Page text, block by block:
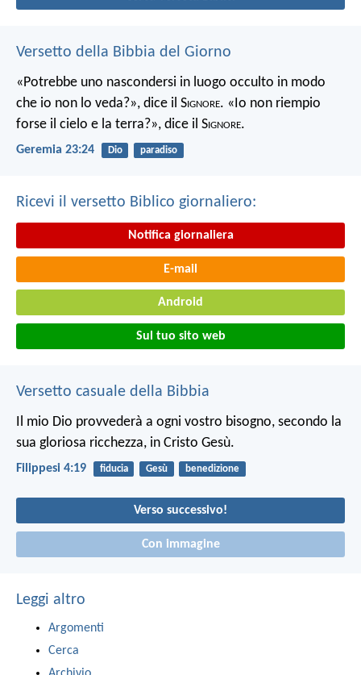
Versetto della Bibbia del Giorno
«Potrebbe uno nascondersi in luogo occulto in modo
che io non lo veda?», dice il Signore. «Io non riempio
forse il cielo e la terra?», dice il Signore.
Geremia 23:24 Dio paradiso
Ricevi il versetto Biblico giornaliero:
Notifica giornaliera
E-mail
Android
Sul tuo sito web
Versetto casuale della Bibbia
Il mio Dio provvederà a ogni vostro bisogno, secondo la
sua gloriosa ricchezza, in Cristo Gesù.
Filippesi 4:19 fiducia Gesù benedizione
Verso successivo!
Con immagine
Leggi altro
Argomenti
Cerca